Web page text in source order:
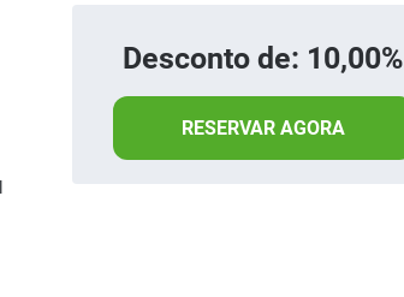
Desconto de: 10,00%
RESERVAR AGORA